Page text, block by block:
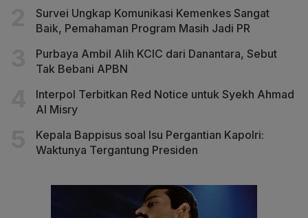
Survei Ungkap Komunikasi Kemenkes Sangat
Baik, Pemahaman Program Masih Jadi PR
Purbaya Ambil Alih KCIC dari Danantara, Sebut
Tak Bebani APBN
Interpol Terbitkan Red Notice untuk Syekh Ahmad
Al Misry
Kepala Bappisus soal Isu Pergantian Kapolri:
Waktunya Tergantung Presiden